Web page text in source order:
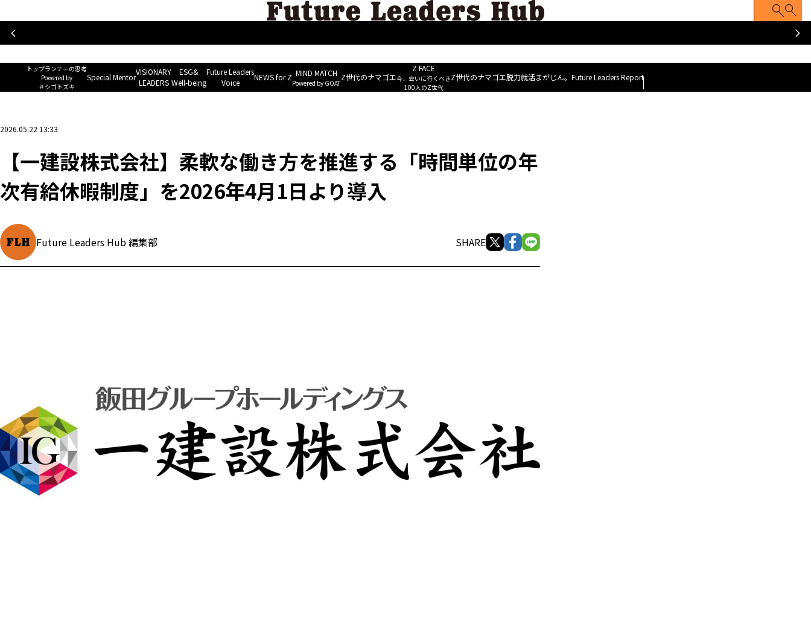
脱力就活まが
トップランナーの思考
Powered by
＃シゴトズキ
Special Mentor
VISIONARY
LEADERS
ESG&
Well-being
Future Leaders
Voice
NEWS for Z MIND MATCH
Powered by GOAT
Z世代のナマゴエ
Z FACE
今、会いに行くべき
100人のZ世代
Z世代のナマゴエ脱力就活まがじん。 Future Leaders Report
企業ニュース> 【一建設株式会社】柔軟な働き方を推進する「時間単位の年次有給休暇制度」を2026年4月1日より導入
2026.05.22 13:33
【一建設株式会社】柔軟な働き方を推進する「時間単位の年
次有給休暇制度」を2026年4月1日より導入
Future Leaders Hub 編集部 SHARE